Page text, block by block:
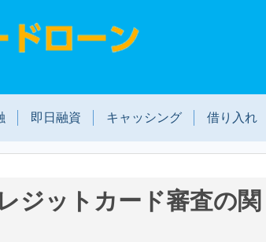
即日融資 キャッシング 借り入れ
ジットカード審査の関